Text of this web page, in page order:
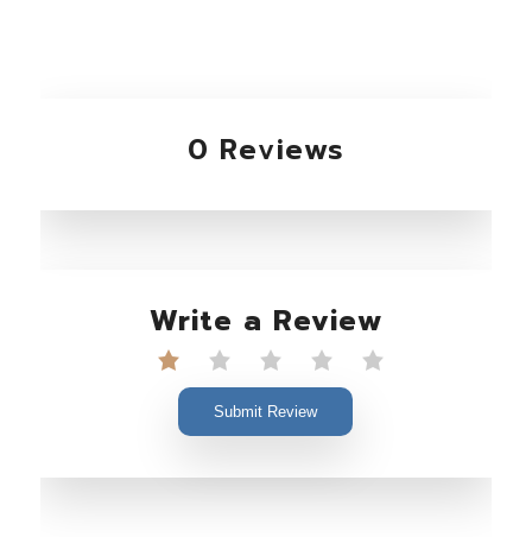
0 Reviews
Write a Review
Submit Review